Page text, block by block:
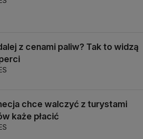
z cenami paliw? Tak to widzą
chce walczyć z turystami
każe płacić